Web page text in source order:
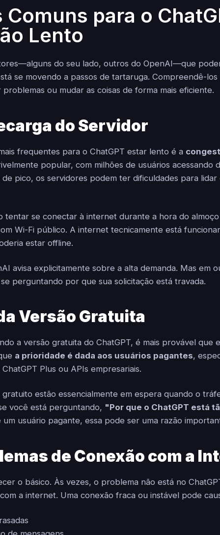
Comuns para o
Lento
do seu lado, outros do OpenAI—que
se movendo a passos de tartaruga. Compreendê-
ou mudar as coisas de forma mais eficiente.
do Servidor
frequentes para o ChatGPT estar lento é a
popular, com milhões de usuários acessando
pico, os servidores podem ter dificuldades para
tentar se conectar à internet durante a hora do
Wi-Fi público. A internet tecnicamente está
estar offline.
avisa explicitamente sobre a alta demanda. Mas em
perguntando por que sua solicitação está travada.
Versão Gratuita
a versão gratuita do ChatGPT, é mais provável que
a prioridade é dada aos usuários pagantes,
Plus ou APIs empresariais.
gratuito estão essencialmente em espera quando o
você está perguntando, "Por que o ChatGPT está
um usuário pagante, essa pode ser uma razão
de Conexão com a
o básico. Às vezes, o problema não está no
a internet. Uma conexão fraca ou instável pode